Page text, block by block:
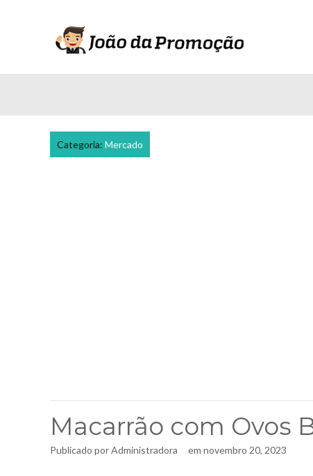
Categoria: Mercado
Macarrão com Ovos
Publicado porAdministradora em novembro 20, 2023